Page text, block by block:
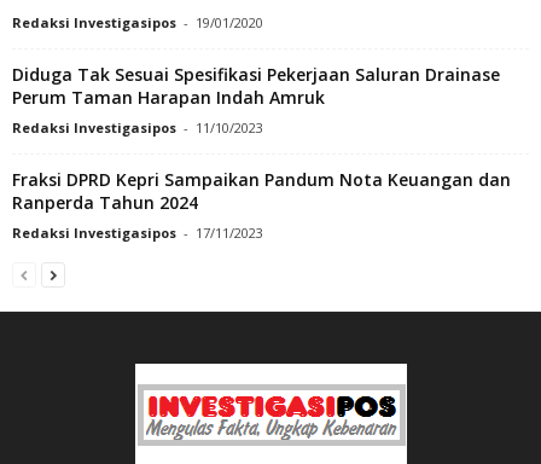
Redaksi Investigasipos - 19/01/2020
Diduga Tak Sesuai Spesifikasi Pekerjaan Saluran Drainase
Perum Taman Harapan Indah Amruk
Redaksi Investigasipos - 11/10/2023
Fraksi DPRD Kepri Sampaikan Pandum Nota Keuangan dan
Ranperda Tahun 2024
Redaksi Investigasipos - 17/11/2023